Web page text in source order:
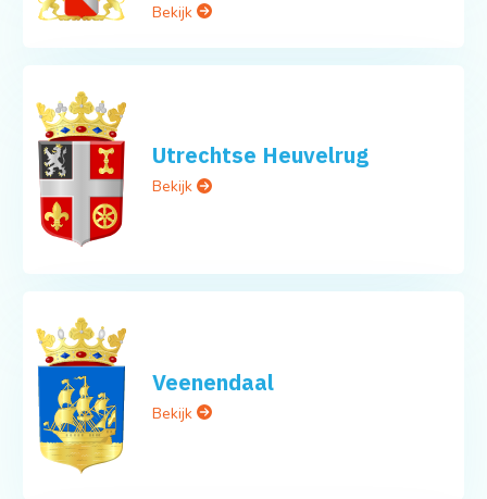
Bekijk
Utrechtse Heuvelrug
Bekijk
Veenendaal
Bekijk